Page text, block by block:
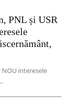
PNL și USR
NOU interesele